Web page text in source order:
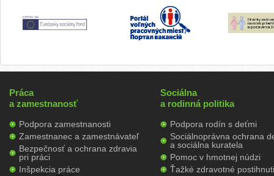
Práca
a zamestnanosť
Podpora zamestnanosti
Zamestnanec a zamestnávateľ
Bezpečnosť a ochrana zdravia
pri práci
Inšpekcia práce
Sociálna
a rodinná politika
Podpora rodín s deťmi
Sociálnoprávna ochrana
a sociálna kuratela
Pomoc v hmotnej núdzi
Ťažké zdravotné